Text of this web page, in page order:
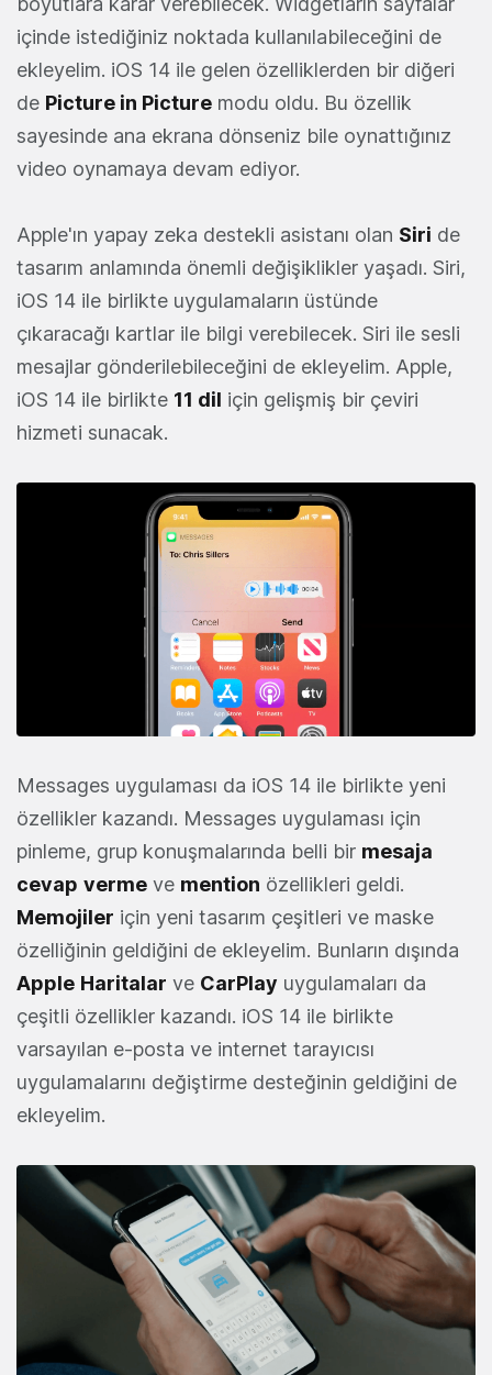
içinde istediğiniz noktada kullanılabileceğini de
ekleyelim. iOS 14 ile gelen özelliklerden bir diğeri
de Picture in Picture modu oldu. Bu özellik
sayesinde ana ekrana dönseniz bile oynattığınız
video oynamaya devam ediyor.
Apple'ın yapay zeka destekli asistanı olan Siri de
tasarım anlamında önemli değişiklikler yaşadı. Siri,
iOS 14 ile birlikte uygulamaların üstünde
çıkaracağı kartlar ile bilgi verebilecek. Siri ile sesli
mesajlar gönderilebileceğini de ekleyelim. Apple,
iOS 14 ile birlikte 11 dil için gelişmiş bir çeviri
hizmeti sunacak.
Messages uygulaması da iOS 14 ile birlikte yeni
özellikler kazandı. Messages uygulaması için
pinleme, grup konuşmalarında belli bir mesaja
cevap verme ve mention özellikleri geldi.
Memojiler için yeni tasarım çeşitleri ve maske
özelliğinin geldiğini de ekleyelim. Bunların dışında
Apple Haritalar ve CarPlay uygulamaları da
çeşitli özellikler kazandı. iOS 14 ile birlikte
varsayılan e-posta ve internet tarayıcısı
uygulamalarını değiştirme desteğinin geldiğini de
ekleyelim.